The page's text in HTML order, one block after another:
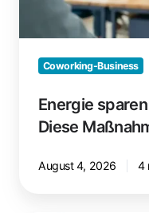
aus
Coworking-Business
Energie
Diese
August 4, 2026 4